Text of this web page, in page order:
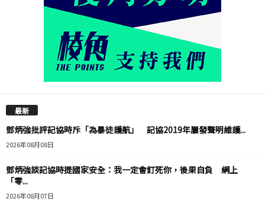
最新
鄧炳強批評記協時斥「為暴徒護航」 記協2019年屢發聲明維護...
2026年08月08日
鄧炳強談記協時提國家安全：我一定會釘死你，後果自負 網上
「零...
2026年08月07日